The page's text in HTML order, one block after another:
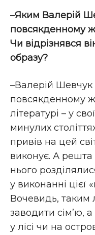
–Яким Валерій
повсякденному
Чи відрізнявся
образу?
–Валерій Шевчук
повсякденному
літературі – у
минулих
привів на цей
виконує. А решта
нього
у виконанні цієї
Вочевидь,
заводити сім’ю,
у лісі чи на